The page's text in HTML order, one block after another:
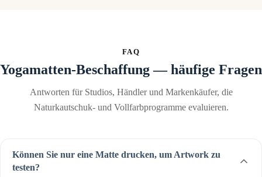
FAQ
Yogamatten-Beschaffung — häufige Fragen
Antworten für Studios, Händler und Markenkäufer, die
Naturkautschuk- und Vollfarbprogramme evaluieren.
Können Sie nur eine Matte drucken, um Artwork zu
testen?